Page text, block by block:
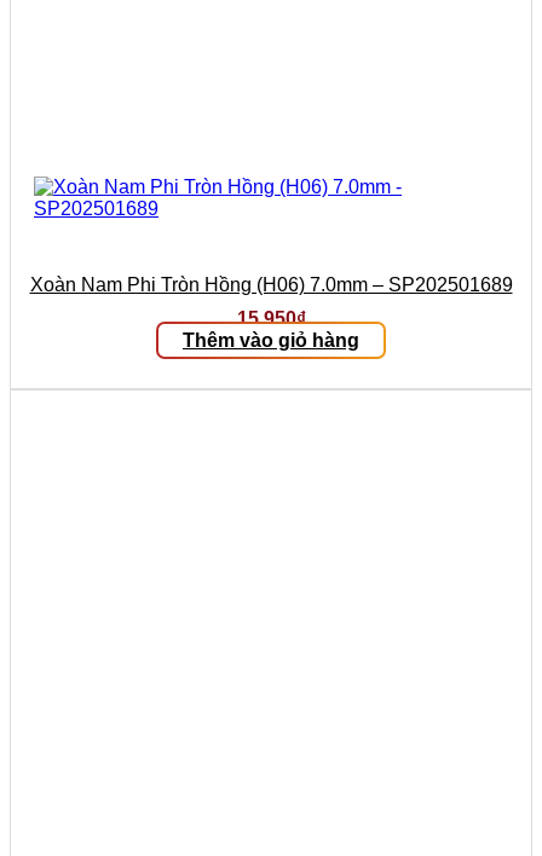
Xoàn Nam Phi Tròn Hồng (H06) 7.0mm – SP202501689
15.950₫
Thêm vào giỏ hàng